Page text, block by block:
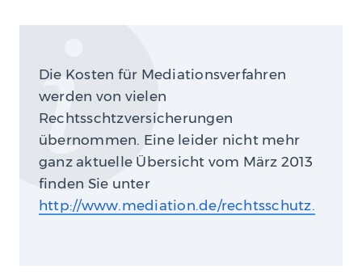
Die Kosten für Mediationsverfahren
werden von vielen
Rechtsschtzversicherungen
übernommen. Eine leider nicht mehr
ganz aktuelle Übersicht vom März 2013
finden Sie unter
http://www.mediation.de/rechtsschutz.